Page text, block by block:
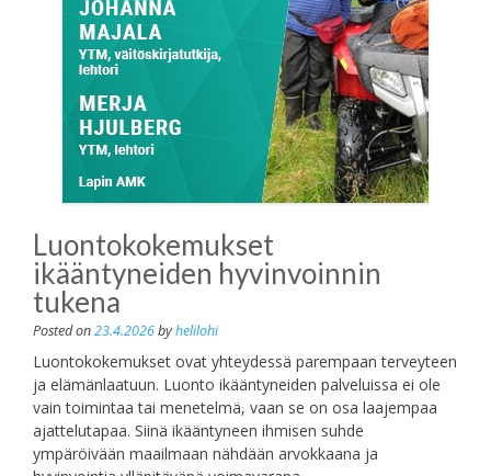
Luontokokemukset
ikääntyneiden hyvinvoinnin
tukena
Posted on23.4.2026byhelilohi
Luontokokemukset ovat yhteydessä parempaan terveyteen
ja elämänlaatuun. Luonto ikääntyneiden palveluissa ei ole
vain toimintaa tai menetelmä, vaan se on osa laajempaa
ajattelutapaa. Siinä ikääntyneen ihmisen suhde
ympäröivään maailmaan nähdään arvokkaana ja